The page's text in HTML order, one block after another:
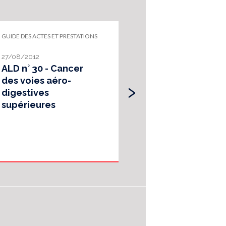
GUIDE DES ACTES ET PRESTATIONS
27/08/2012
ALD n° 30 - Cancer
des voies aéro-
digestives
supérieures
›